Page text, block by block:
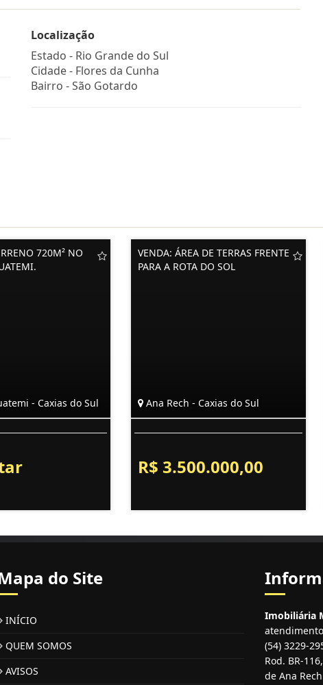
Localização
Estado - Rio Grande do Sul
Cidade - Flores da Cunha
Bairro -São Gotardo
720M² NO
- Caxias do Sul
VENDA: ÁREA DE TERRAS FRENTE
PARA A ROTA DO SOL
Ana Rech - Caxias do Sul
R$ 3.500.000,00
do Site
INÍCIO
QUEM SOMOS
AVISOS
Imobiliária
(54) 3229-
Rod. BR-
de Ana